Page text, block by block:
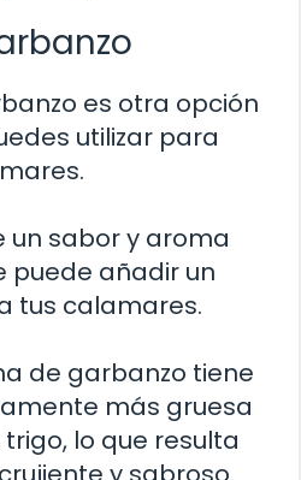
es otra opción
utilizar para
un sabor y aroma
puede añadir un
tus calamares.
de garbanzo tiene
más gruesa
lo que resulta